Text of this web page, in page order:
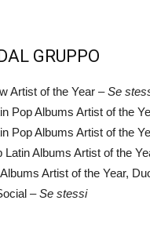
GRUPPO
Artist of the Year –Se
Pop Albums Artist of the
Pop Albums Artist of the
Latin Albums Artist of the
Artist of the Year,
–Se stessi